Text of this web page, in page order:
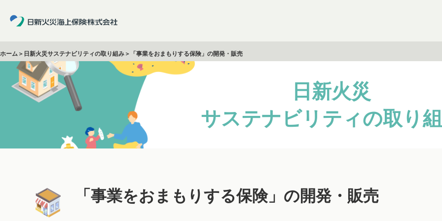
ホーム ＞ 日新火災サステナビリティの取り組み ＞「事業をおまもりする保険」の開発・販売
日新火災
サステナビリティの取り
「事業をおまもりする保険」の開発・販売